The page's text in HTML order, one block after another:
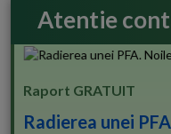
Atentie
Raport GRATUIT
Radierea unei